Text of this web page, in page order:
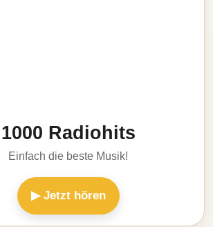
1000 Radiohits
Einfach die beste Musik!
▶ Jetzt hören